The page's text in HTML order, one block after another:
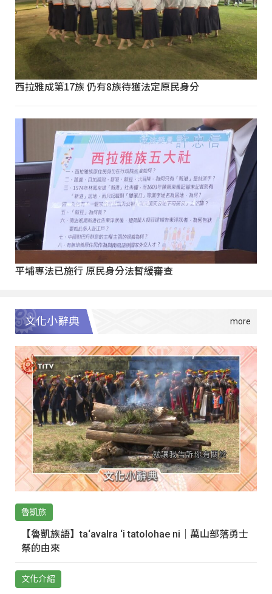
西拉雅成第17族 仍有8族待獲法定原民身分
平埔專法已施行 原民身分法暫緩審查
文化小辭典
魯凱族
【魯凱族語】ta‘avalra ‘i tatolohae ni｜萬山部落勇士
祭的由來
文化介紹